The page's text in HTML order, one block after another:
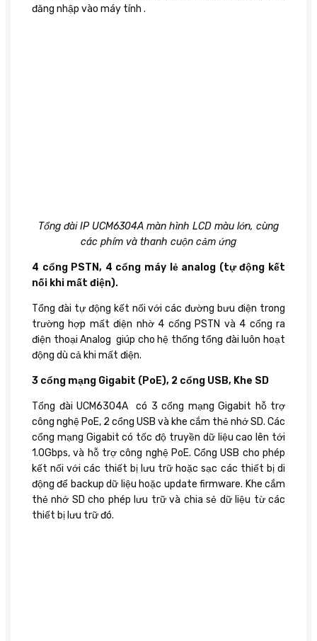
đăng nhập vào máy tính .
Tổng đài IP UCM6304A màn hình LCD màu lớn, cùng
các phím và thanh cuộn cảm ứng
4 cổng PSTN, 4 cổng máy lẻ analog (tự động kết
nối khi mất điện).
Tổng đài tự động kết nối với các đường bưu điện trong
trường hợp mất điện nhờ 4 cổng PSTN và 4 cổng ra
điện thoại Analog giúp cho hệ thống tổng đài luôn hoạt
động dù cả khi mất điện.
3 cổng mạng Gigabit (PoE), 2 cổng USB, Khe SD
Tổng đài UCM6304A có 3 cổng mạng Gigabit hỗ trợ
công nghệ PoE, 2 cổng USB và khe cắm thẻ nhớ SD. Các
cổng mạng Gigabit có tốc độ truyền dữ liệu cao lên tới
1.0Gbps, và hỗ trợ công nghệ PoE. Cổng USB cho phép
kết nối với các thiết bị lưu trữ hoặc sạc các thiết bị di
động để backup dữ liệu hoặc update firmware. Khe cắm
thẻ nhớ SD cho phép lưu trữ và chia sẻ dữ liệu từ các
thiết bị lưu trữ đó.